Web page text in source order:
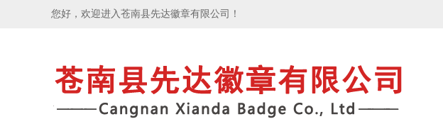
您好，欢迎进入苍南县先达徽章有限公司！